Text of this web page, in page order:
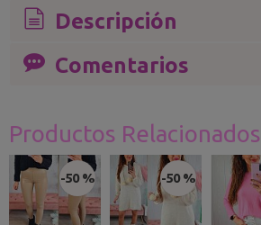
Descripción
Comentarios
Productos Relacionados
-50 % -50 %